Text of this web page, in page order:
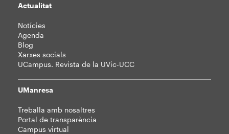
Actualitat
Notícies
Agenda
Blog
Xarxes socials
UCampus. Revista de la UVic-UCC
UManresa
Treballa amb nosaltres
Portal de transparència
Campus virtual